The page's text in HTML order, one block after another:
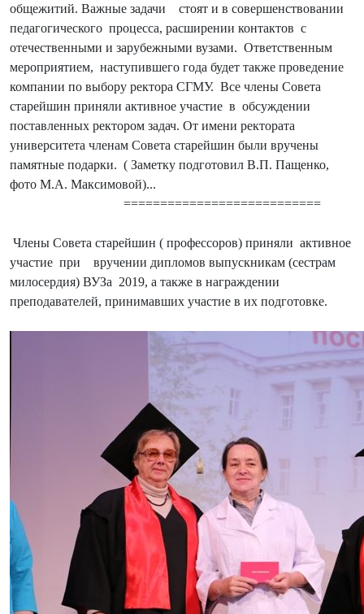
общежитий. Важные задачи
стоят и в совершенствовании
педагогического процесса, расширении контактов с
отечественными и зарубежными вузами. Ответственным
мероприятием, наступившего года будет также проведение
компании по выбору ректора СГМУ. Все члены Совета
старейшин приняли активное участие в обсуждении
поставленных ректором задач. От имени ректората
университета членам Совета старейшин были вручены
памятные подарки. ( Заметку подготовил В.П. Пащенко,
фото М.А. Максимовой)...
===========================
Члены Совета старейшин ( профессоров) приняли активное
участие при вручении дипломов выпускникам (сестрам
милосердия) ВУЗа 2019, а также в награждении
преподавателей, принимавших участие в их подготовке.